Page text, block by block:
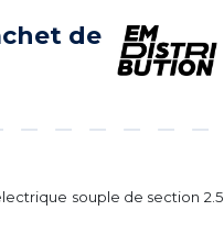
de
souple de section 2.5